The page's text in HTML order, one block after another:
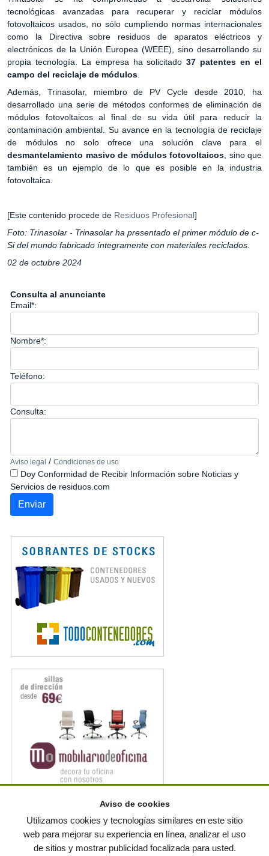
tecnológicas avanzadas para recuperar y reciclar módulos
fotovoltaicos usados, no sólo cumpliendo normas internacionales
como la Directiva sobre residuos de aparatos eléctricos y
electrónicos de la Unión Europea (WEEE), sino desarrollando su
propia tecnología. La empresa ha solicitado37 patentes en el
campo del reciclaje de módulos
Además, Trinasolar, miembro de PV Cycle desde 2010, ha
desarrollado una serie de métodos conformes de eliminación de
módulos fotovoltaicos al final de su vida útil para reducir la
contaminación ambiental. Su avance en la tecnología de reciclaje
de módulos no solo ofrece una solución clave para el
desmantelamiento masivo de módulos fotovoltaicos , sino que
también es un ejemplo de lo que es posible en la industria
fotovoltaica.
[Este contenido procede de Residuos Profesional]
Foto: Trinasolar - Trinasolar ha presentado el primer módulo de c-
Si del mundo fabricado íntegramente con materiales reciclados.
02 de octubre 2024
Consulta al anunciante
Email*:
Nombre*:
Teléfono:
Consulta:
Aviso legal / Condiciones de uso
Doy Conformidad de Recibir Información sobre Noticias y
Servicios de residuos.com
Aviso de cookies
Utilizamos cookies y tecnologías similares en este sitio
web para mejorar su experiencia en línea, analizar el uso
de sitios y mostrar publicidad focalizada para usted.